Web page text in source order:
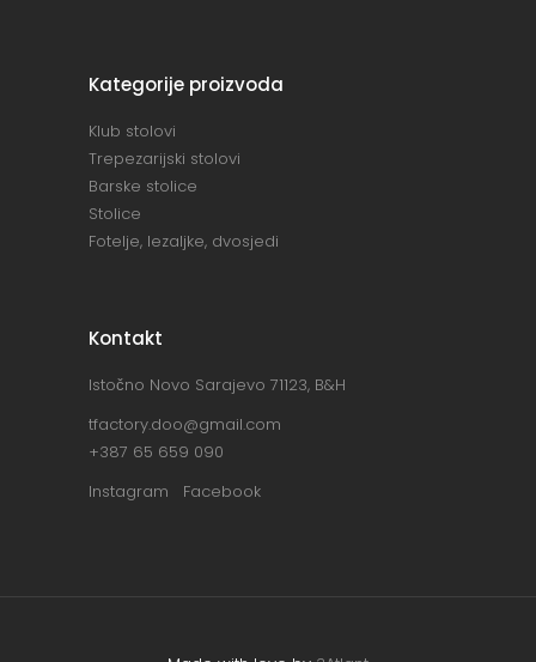
Kategorije proizvoda
Klub stolovi
Trepezarijski stolovi
Barske stolice
Stolice
Fotelje, lezaljke, dvosjedi
Kontakt
Istočno Novo Sarajevo 71123, B&H
tfactory.doo@gmail.com
+387 65 659 090
Instagram Facebook